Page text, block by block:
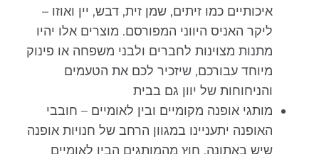
איכותיים כמו זיתים, שמן זית, דבש, יין ואוזו –
ליקר האניס היווני המפורסם. מוצרים אלו יהיו
מתנות מצוינות לחברים ולבני משפחה או פינוק
מיוחד עבורכם, שיזכיר לכם את הטעמים
והניחוחות של יוון גם בבית
מותגי אופנה מקומיים ובין לאומיים – חובבי
האופנה יתעניינו במגוון הרחב של חנויות אופנה
שיש באתונה. חוץ מהמותגים הבין לאומיים